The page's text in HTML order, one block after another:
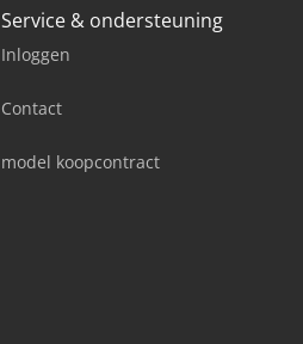
Service & ondersteuning
Inloggen
Contact
model koopcontract